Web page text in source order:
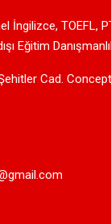
İngilizce, TOEFL,
Eğitim
Cad.